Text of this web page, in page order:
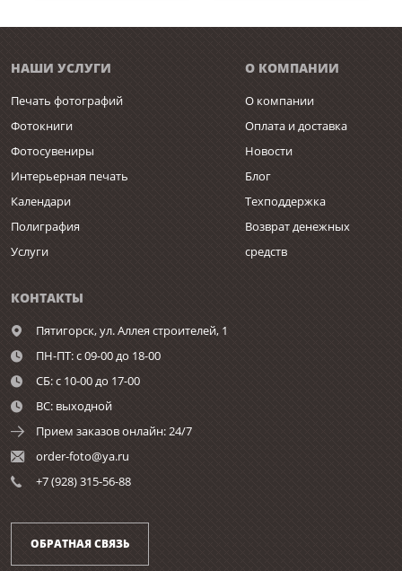
НАШИ УСЛУГИ
Печать фотографий
Фотокниги
Фотосувениры
Интерьерная печать
Календари
Полиграфия
Услуги
О КОМПАНИИ
О компании
Оплата и доставка
Новости
Блог
Техподдержка
Возврат денежных
средств
КОНТАКТЫ
Пятигорск,ул. Аллея строителей, 1
ПН-ПТ: с 09-00 до 18-00
СБ: с 10-00 до 17-00
ВС: выходной
Прием заказов онлайн: 24/7
order-foto@ya.ru
+7 (928) 315-56-88
ОБРАТНАЯ СВЯЗЬ